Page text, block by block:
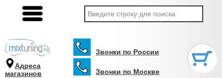
Адреса
магазинов
Звонки по России
Звонки по Москве